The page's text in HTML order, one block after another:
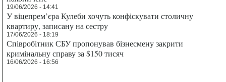
19/06/2026 - 14:41
У віцепрем’єра Кулеби хочуть конфіскувати столичну
квартиру, записану на сестру
17/06/2026 - 18:19
Співробітник СБУ пропонував бізнесмену закрити
кримінальну справу за $150 тисяч
16/06/2026 - 16:56